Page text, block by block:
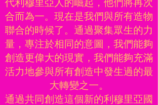
代利穆里亞人的崛起，他們將再次
合而為一。現在是我們與所有造物
聯合的時候了。通過聚集眾生的力
量，專注於相同的意圖，我們能夠
創造更偉大的現實，我們能夠充滿
活力地參與所有創造中發生過的最
大轉變之一。
通過共同創造這個新的利穆里亞國